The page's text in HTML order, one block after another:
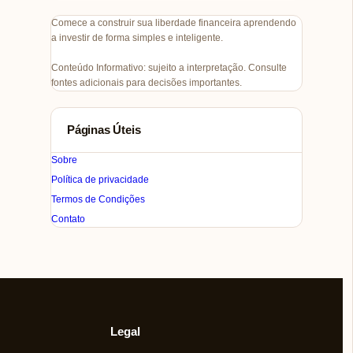
Comece a construir sua liberdade financeira aprendendo
a investir de forma simples e inteligente.
Conteúdo Informativo: sujeito a interpretação. Consulte
fontes adicionais para decisões importantes.
Páginas Úteis
Sobre
Política de privacidade
Termos de Condições
Contato
Legal